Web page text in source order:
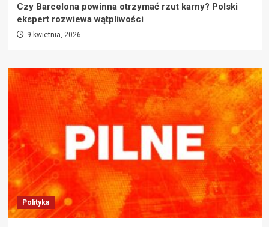
Czy Barcelona powinna otrzymać rzut karny? Polski
ekspert rozwiewa wątpliwości
9 kwietnia, 2026
Polityka